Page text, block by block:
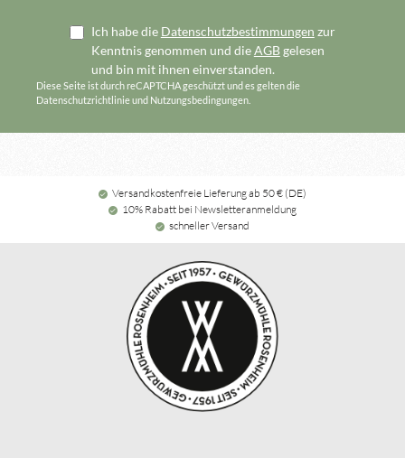
Ich habe die Datenschutzbestimmungen zur
Kenntnis genommen und dieAGBgelesen
und bin mit ihnen einverstanden.
Diese Seite ist durch reCAPTCHA geschützt und es gelten die
Datenschutzrichtlinieund Nutzungsbedingungen
Versandkostenfreie Lieferung ab 50 € (DE)
10% Rabatt bei Newsletteranmeldung
schneller Versand